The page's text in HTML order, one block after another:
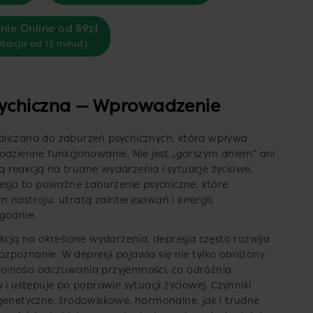
Online od 89zł
od 15 minut)
— Wprowadzenie
do zaburzeń psychicznych, która wpływa
funkcjonowanie. Nie jest „gorszym dniem” ani
na trudne wydarzenia i sytuacje życiowe,
to poważne zaburzenie psychiczne, które
nastroju, utratą zainteresowań i energii,
na określone wydarzenia, depresja często rozwija
W depresji pojawia się nie tylko obniżony
odczuwania przyjemności, co odróżnia
ustępuje po poprawie sytuacji życiowej. Czynniki
środowiskowe, hormonalne, jak i trudne